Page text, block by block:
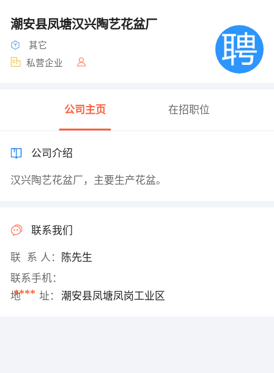
潮安县凤塘汉兴陶艺花盆厂
其它
私营企业
公司主页 在招职位
公司介绍
汉兴陶艺花盆厂，主要生产花盆。
联系我们
联 系 人：
陈先生
联系手机：
****
地 址： 潮安县凤塘凤岗工业区